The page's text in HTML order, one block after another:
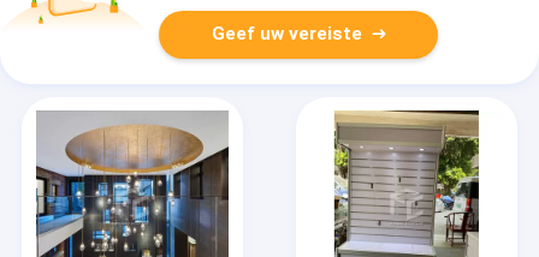
Geef uw vereiste